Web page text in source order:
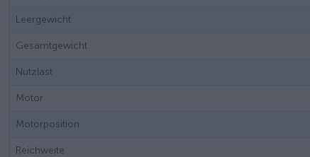
Leergewicht
Gesamtgewicht
Nutzlast
Motor
Motorposition
Reichweite